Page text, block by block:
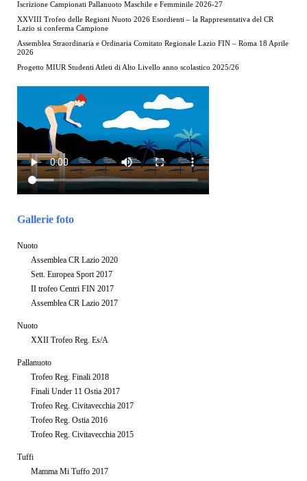
Iscrizione Campionati Pallanuoto Maschile e Femminile 2026-27
XXVIII Trofeo delle Regioni Nuoto 2026 Esordienti – la Rappresentativa del CR
Lazio si conferma Campione
Assemblea Straordinaria e Ordinaria Comitato Regionale Lazio FIN – Roma 18 Aprile
2026
Progetto MIUR Studenti Atleti di Alto Livello anno scolastico 2025/26
Gallerie foto
Nuoto
Assemblea CR Lazio 2020
Sett. Europea Sport 2017
II trofeo Centri FIN 2017
Assemblea CR Lazio 2017
Nuoto
XXII Trofeo Reg. Es/A
Pallanuoto
Trofeo Reg. Finali 2018
Finali Under 11 Ostia 2017
Trofeo Reg. Civitavecchia 2017
Trofeo Reg. Ostia 2016
Trofeo Reg. Civitavecchia 2015
Tuffi
Mamma Mi Tuffo 2017